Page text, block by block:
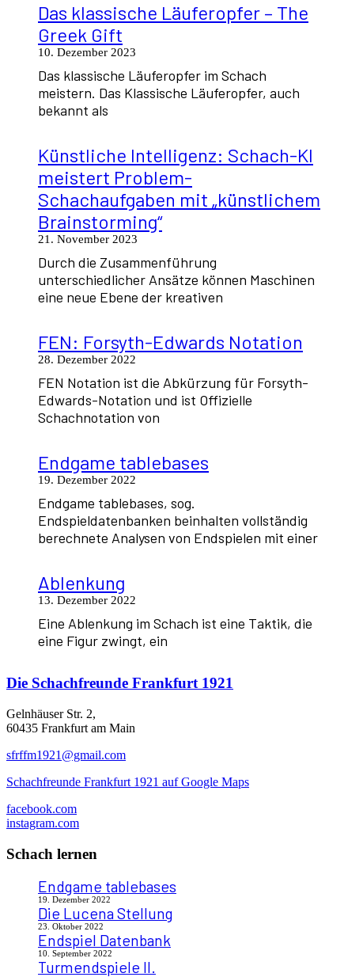
Das klassische Läuferopfer – The
Greek Gift
10. Dezember 2023
Das klassische Läuferopfer im Schach
meistern. Das Klassische Läuferopfer, auch
bekannt als
Künstliche Intelligenz: Schach-KI
meistert Problem-
Schachaufgaben mit „künstlichem
Brainstorming“
21. November 2023
Durch die Zusammenführung
unterschiedlicher Ansätze können Maschinen
eine neue Ebene der kreativen
FEN: Forsyth-Edwards Notation
28. Dezember 2022
FEN Notation ist die Abkürzung für Forsyth-
Edwards-Notation und ist Offizielle
Schachnotation von
Endgame tablebases
19. Dezember 2022
Endgame tablebases, sog.
Endspieldatenbanken beinhalten vollständig
berechnete Analysen von Endspielen mit einer
Ablenkung
13. Dezember 2022
Eine Ablenkung im Schach ist eine Taktik, die
eine Figur zwingt, ein
Die Schachfreunde Frankfurt 1921
Gelnhäuser Str. 2,
60435 Frankfurt am Main
sfrffm1921@gmail.com
Schachfreunde Frankfurt 1921 auf Google Maps
facebook.com
instagram.com
Schach lernen
Endgame tablebases
19. Dezember 2022
Die Lucena Stellung
23. Oktober 2022
Endspiel Datenbank
10. September 2022
Turmendspiele II.